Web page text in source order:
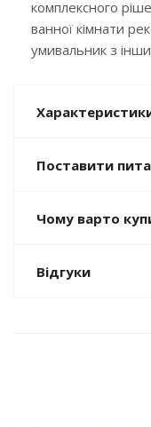
комплексного
ванної кімнати
умивальник з
Поставити
Чому варто
Відгуки